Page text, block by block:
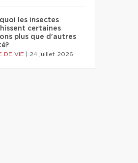
les insectes
certaines
plus que d'autres
DE VIE 24 juillet 2026